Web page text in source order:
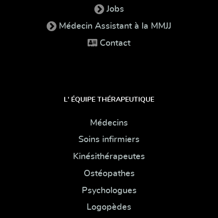
Jobs
Médecin Assistant à la MMJJ
Contact
L' ÉQUIPE THÉRAPEUTIQUE
Médecins
Soins infirmiers
Kinésithérapeutes
Ostéopathes
Psychologues
Logopèdes